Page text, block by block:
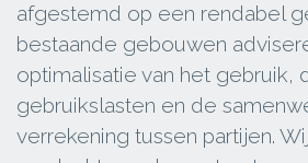
afgestemd op een rendabel
bestaande gebouwen
optimalisatie van het gebruik,
gebruikslasten en de
verrekening tussen partijen.